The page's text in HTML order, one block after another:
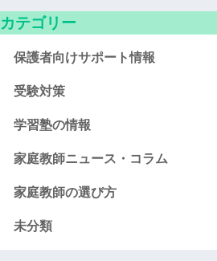
カテゴリー
保護者向けサポート情報
受験対策
学習塾の情報
家庭教師ニュース・コラム
家庭教師の選び方
未分類